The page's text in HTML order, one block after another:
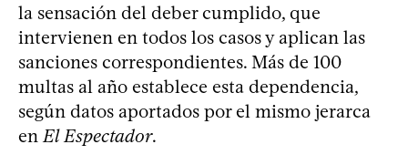
la sensación del deber cumplido, que
intervienen en todos los casos y aplican las
sanciones correspondientes. Más de 100
multas al año establece esta dependencia,
según datos aportados por el mismo jerarca
en El Espectador.